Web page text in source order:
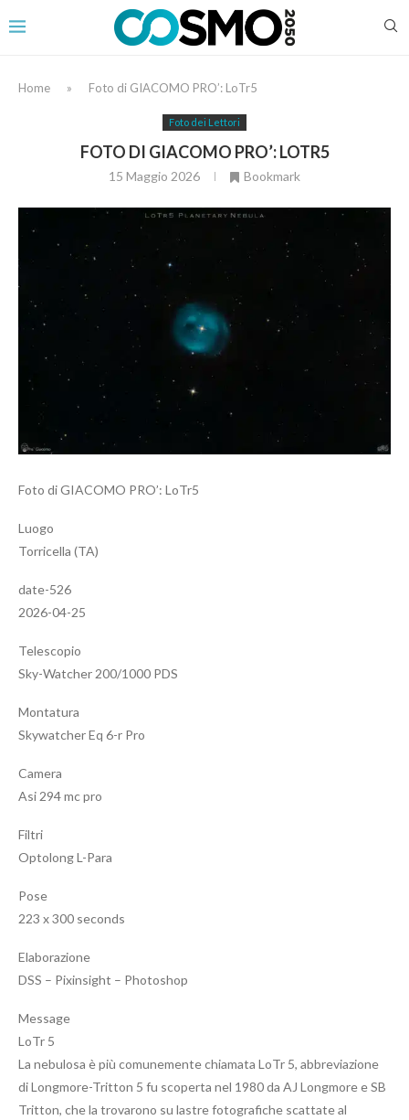
Home » Foto di GIACOMO PRO’: LoTr5
Foto dei Lettori
FOTO DI GIACOMO PRO’: LOTR5
15 Maggio 2026 Bookmark
Foto di GIACOMO PRO’: LoTr5
Luogo
Torricella (TA)
date-526
2026-04-25
Telescopio
Sky-Watcher 200/1000 PDS
Montatura
Skywatcher Eq 6-r Pro
Camera
Asi 294 mc pro
Filtri
Optolong L-Para
Pose
223 x 300 seconds
Elaborazione
DSS – Pixinsight – Photoshop
Message
LoTr 5
La nebulosa è più comunemente chiamata LoTr 5, abbreviazione
di Longmore-Tritton 5 fu scoperta nel 1980 da AJ Longmore e SB
Tritton, che la trovarono su lastre fotografiche scattate al